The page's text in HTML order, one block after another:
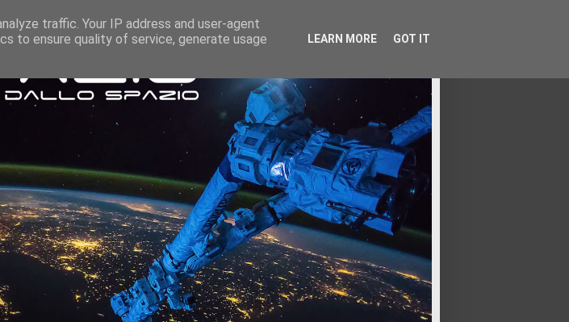
traffic. Your IP address and user-agent
to ensure quality of service, generate usage
LEARN MORE GOT IT